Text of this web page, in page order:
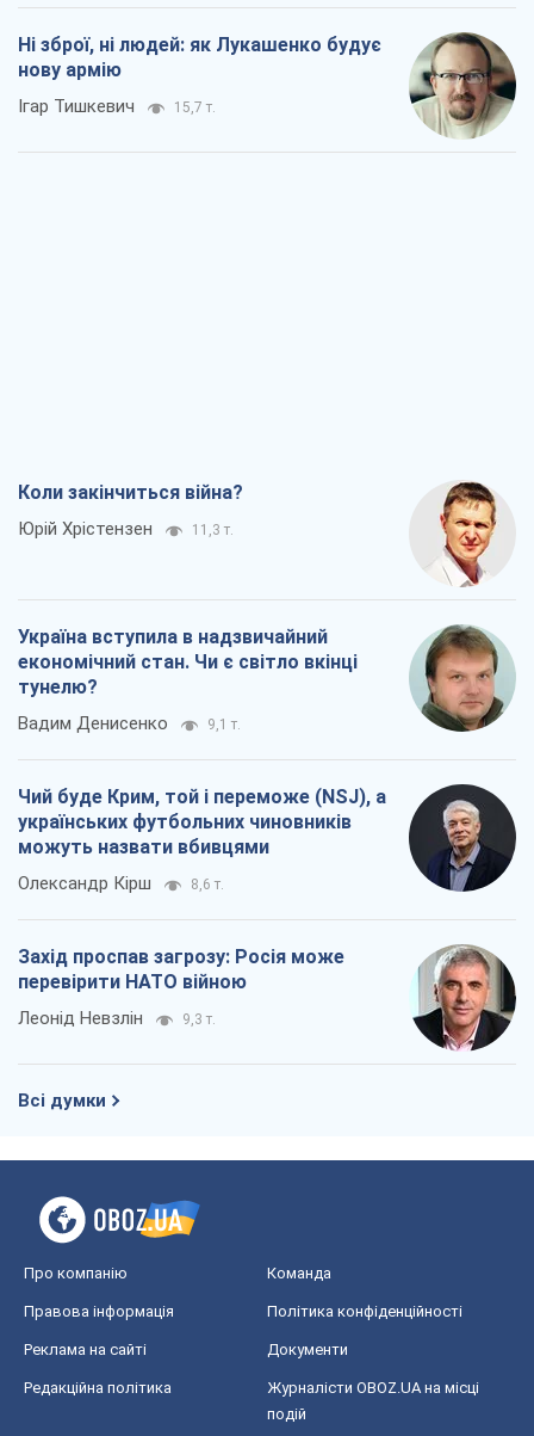
Ні зброї, ні людей: як Лукашенко будує
нову армію
Ігар Тишкевич 15,7 т.
Коли закінчиться війна?
Юрій Хрістензен 11,3 т.
Україна вступила в надзвичайний
економічний стан. Чи є світло вкінці
тунелю?
Вадим Денисенко 9,1 т.
Чий буде Крим, той і переможе (NSJ), а
українських футбольних чиновників
можуть назвати вбивцями
Олександр Кірш 8,6 т.
Захід проспав загрозу: Росія може
перевірити НАТО війною
Леонід Невзлін 9,3 т.
Всі думки
Про компанію Команда
Правова інформація Політика конфіденційності
Реклама на сайті Документи
Редакційна політика
Журналісти OBOZ.UA на місці
подій